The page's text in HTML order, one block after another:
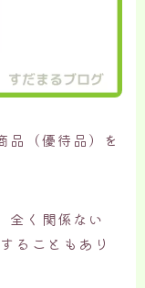
品（優待品）を
全く関係ない
ることもあり